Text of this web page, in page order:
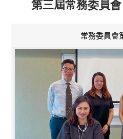
第三屆常務委員
常務委員會